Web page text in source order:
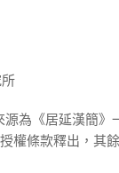
為《居延漢簡
權條款釋出，其